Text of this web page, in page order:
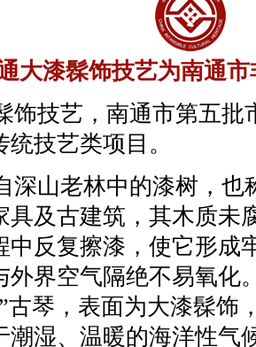
大漆髹饰技艺为南通
饰技艺，南通市第五批
技艺类项目。
深山老林中的漆树，也
具及古建筑，其木质未
中反复擦漆，使它形成
外界空气隔绝不易氧化
古琴，表面为大漆髹饰
潮湿、温暖的海洋性气